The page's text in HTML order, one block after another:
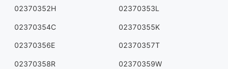
02370352H 02370353L
02370354C 02370355K
02370356E 02370357T
02370358R 02370359W